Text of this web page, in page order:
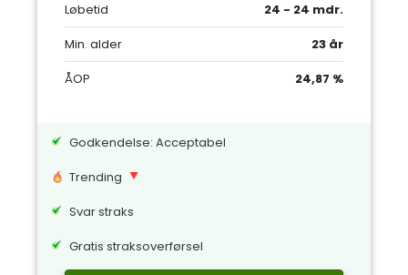
Løbetid
24 - 24 mdr.
Min. alder
23 år
ÅOP
24,87 %
Godkendelse: Acceptabel
Trending
Svar straks
Gratis straksoverførsel